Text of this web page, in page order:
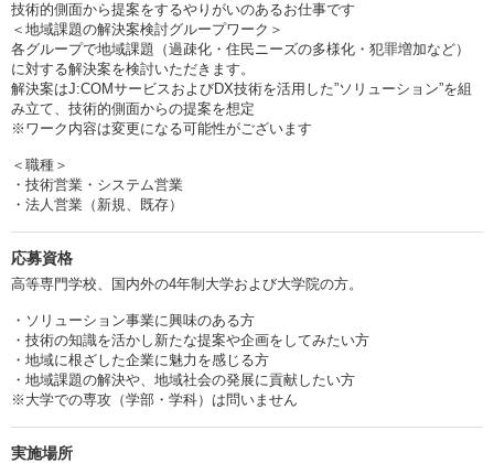
技術的側面から提案をするやりがいのあるお仕事です
＜地域課題の解決案検討グループワーク＞
各グループで地域課題（過疎化・住民ニーズの多様化・犯罪増加など）
に対する解決案を検討いただきます。
解決案はJ:COMサービスおよびDX技術を活用した”ソリューション”を組
み立て、技術的側面からの提案を想定
※ワーク内容は変更になる可能性がございます
＜職種＞
・技術営業・システム営業
・法人営業（新規、既存）
応募資格
高等専門学校、国内外の4年制大学および大学院の方。
・ソリューション事業に興味のある方
・技術の知識を活かし新たな提案や企画をしてみたい方
・地域に根ざした企業に魅力を感じる方
・地域課題の解決や、地域社会の発展に貢献したい方
※大学での専攻（学部・学科）は問いません
実施場所